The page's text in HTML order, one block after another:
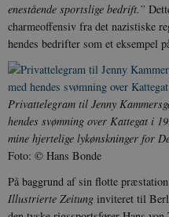
enestående sportslige bedrift.”
charmeoffensiv fra det nazistiske
hendes bedrifter som et
Privattelegram til Jenny
hendes svømning over Kattegat i
mine hjertelige lykønskninger for
Foto: © Hans Bonde
På baggrund af sin flotte
Illustrierte Zeitung inviteret til